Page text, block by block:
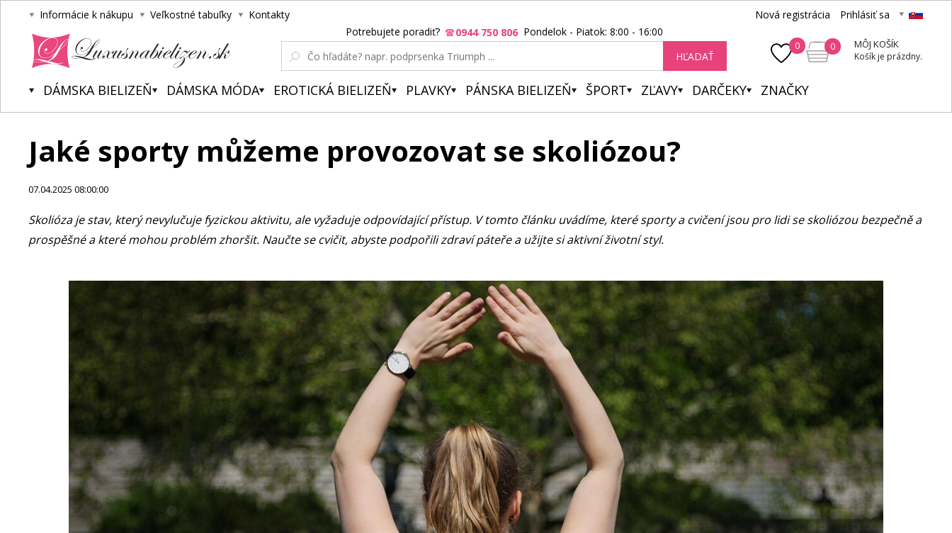
Informácie k nákupu Veľkostné tabuľky Kontakty Nová registrácia Prihlásiť sa
0 0 MÔJ KOŠÍK
Košík je prázdny.
Potrebujete poradiť? 0944 750 806 Pondelok - Piatok: 8:00 - 16:00
HĽADAŤ
DÁMSKA BIELIZEŇ DÁMSKA MÓDA EROTICKÁ BIELIZEŇ PLAVKY PÁNSKA BIELIZEŇ ŠPORT ZĽAVY DARČEKY ZNAČKY
Jaké sporty můžeme provozovat se skoliózou?
07.04.2025 08:00:00
Skolióza je stav, který nevylučuje fyzickou aktivitu, ale vyžaduje odpovídající přístup. V tomto článku uvádíme, které sporty a cvičení jsou pro lidi se skoliózou bezpečně a
prospěšné a které mohou problém zhoršit. Naučte se cvičit, abyste podpořili zdraví páteře a užijte si aktivní životní styl.